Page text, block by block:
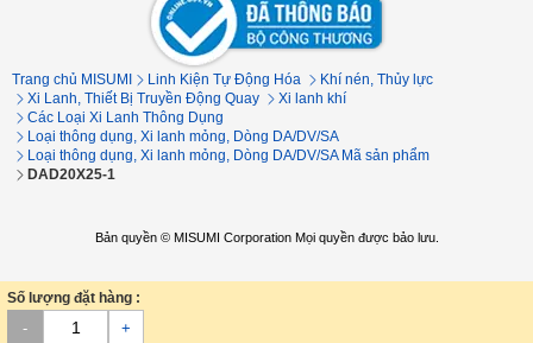
Trang chủ MISUMI Linh Kiện Tự Động Hóa
Khí nén, Thủy lực
Xi Lanh, Thiết Bị Truyền Động Quay
Xi lanh khí
Các Loại Xi Lanh Thông Dụng
Loại thông dụng, Xi lanh mỏng, Dòng DA/DV/SA
Loại thông dụng, Xi lanh mỏng, Dòng DA/DV/SA Mã sản phẩm
DAD20X25-1
Bản quyền © MISUMI Corporation Mọi quyền được bảo lưu.
Số lượng đặt hàng :
- +